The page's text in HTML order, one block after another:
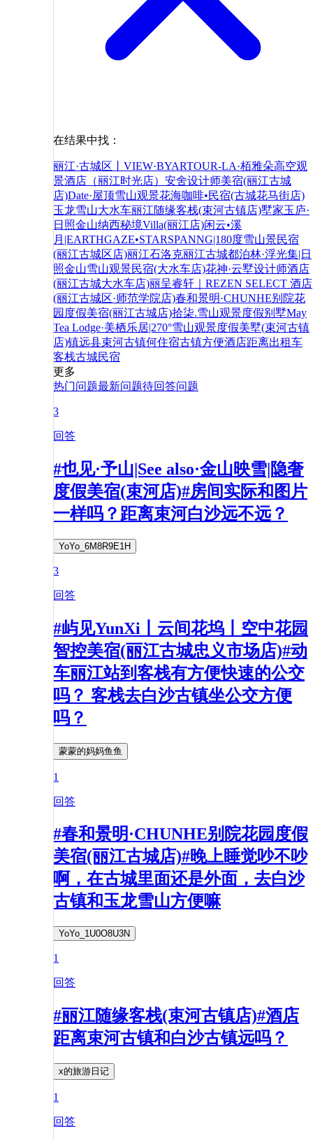
在结果中找：
丽江·古城区丨VIEW·BYARTOUR-LA·栢雅朵高空观
景酒店（丽江时光店） 安舍设计师美宿(丽江古城
店)Date·屋顶雪山观景花海咖啡•民宿(古城花马街店)
玉龙雪山大水车丽江随缘客栈(束河古镇店)墅家玉庐·
日照金山纳西秘境Villa(丽江店)闲云•溪
月|EARTHGAZE•STARSPANNG|180度雪山景民宿
(丽江古城区店)丽江石洛克丽江古城都泊林·浮光集|日
照金山雪山观景民宿(大水车店)花神·云墅设计师酒店
(丽江古城大水车店)丽呈睿轩｜REZEN SELECT 酒店
(丽江古城区·师范学院店)春和景明·CHUNHE别院花
园度假美宿(丽江古城店)拾柒.雪山观景度假别墅May
Tea Lodge·美栖乐居|270°雪山观景度假美墅(束河古镇
店)镇远县束河古镇何住宿古镇方便酒店距离出租车
客栈古城民宿
更多
热门问题最新问题待回答问题
3
回答
#也见·予山|See also·金山映雪|隐奢
度假美宿(束河店)#房间实际和图片
一样吗？距离束河白沙远不远？
YoYo_6M8R9E1H
3
回答
#屿见YunXi丨云间花坞丨空中花园
智控美宿(丽江古城忠义市场店)#动
车丽江站到客栈有方便快速的公交
吗？ 客栈去白沙古镇坐公交方便
吗？
蒙蒙的妈妈鱼鱼
1
回答
#春和景明·CHUNHE别院花园度假
美宿(丽江古城店)#晚上睡觉吵不吵
啊，在古城里面还是外面，去白沙
古镇和玉龙雪山方便嘛
YoYo_1U0O8U3N
1
回答
#丽江随缘客栈(束河古镇店)#酒店
距离束河古镇和白沙古镇远吗？
x的旅游日记
1
回答